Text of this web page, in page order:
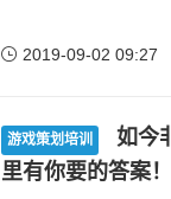
2019-09-02 09:27
游戏策划培训
如今
里有你要的答案！